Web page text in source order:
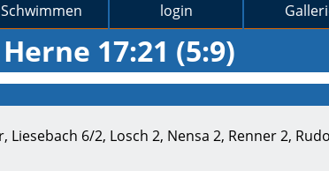
Schwimmen login
17:21 (5:9)
6/2, Losch 2, Nensa 2, Renner 2,